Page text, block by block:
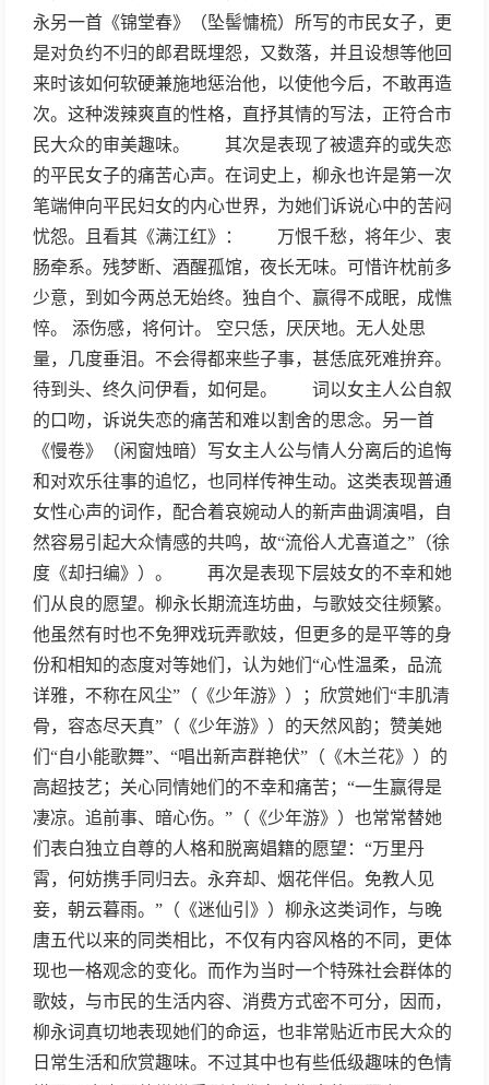
永另一首《锦堂春》（坠髻慵梳）所写的市民女子，更
是对负约不归的郎君既埋怨，又数落，并且设想等他回
来时该如何软硬兼施地惩治他，以使他今后，不敢再造
次。这种泼辣爽直的性格，直抒其情的写法，正符合市
民大众的审美趣味。 其次是表现了被遗弃的或失恋
的平民女子的痛苦心声。在词史上，柳永也许是第一次
笔端伸向平民妇女的内心世界，为她们诉说心中的苦闷
忧怨。且看其《满江红》： 万恨千愁，将年少、衷
肠牵系。残梦断、酒醒孤馆，夜长无味。可惜许枕前多
少意，到如今两总无始终。独自个、赢得不成眠，成憔
悴。 添伤感，将何计。 空只恁，厌厌地。无人处思
量，几度垂泪。不会得都来些子事，甚恁底死难拚弃。
待到头、终久问伊看，如何是。 词以女主人公自叙
的口吻，诉说失恋的痛苦和难以割舍的思念。另一首
《慢卷》（闲窗烛暗）写女主人公与情人分离后的追悔
和对欢乐往事的追忆，也同样传神生动。这类表现普通
女性心声的词作，配合着哀婉动人的新声曲调演唱，自
然容易引起大众情感的共鸣，故“流俗人尤喜道之”（徐
度《却扫编》）。 再次是表现下层妓女的不幸和她
们从良的愿望。柳永长期流连坊曲，与歌妓交往频繁。
他虽然有时也不免狎戏玩弄歌妓，但更多的是平等的身
份和相知的态度对等她们，认为她们“心性温柔，品流
详雅，不称在风尘”（《少年游》）；欣赏她们“丰肌清
骨，容态尽天真”（《少年游》）的天然风韵；赞美她
们“自小能歌舞”、“唱出新声群艳伏”（《木兰花》）的
高超技艺；关心同情她们的不幸和痛苦；“一生赢得是
凄凉。追前事、暗心伤。”（《少年游》）也常常替她
们表白独立自尊的人格和脱离娼籍的愿望：“万里丹
霄，何妨携手同归去。永弃却、烟花伴侣。免教人见
妾，朝云暮雨。”（《迷仙引》）柳永这类词作，与晚
唐五代以来的同类相比，不仅有内容风格的不同，更体
现也一格观念的变化。而作为当时一个特殊社会群体的
歌妓，与市民的生活内容、消费方式密不可分，因而，
柳永词真切地表现她们的命运，也非常贴近市民大众的
日常生活和欣赏趣味。不过其中也有些低级趣味的色情